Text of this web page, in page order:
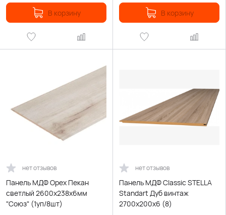
В корзину В корзину
нет отзывов
Панель МДФ Орех Пекан
светлый 2600х238х6мм
"Союз" (1уп/8шт)
нет отзывов
Панель МДФ Classic STELLA
Standart Дуб винтаж
2700х200х6 (8)